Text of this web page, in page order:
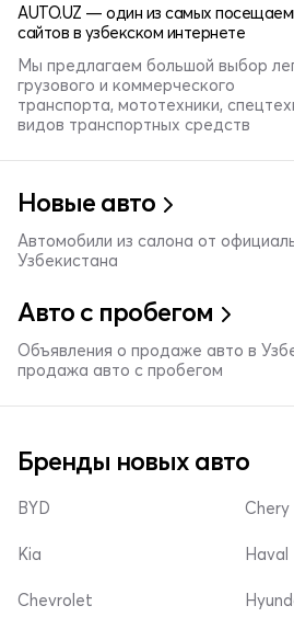
AUTO.UZ — один из самых
сайтов в узбекском интернете
Мы предлагаем большой выбор
грузового и коммерческого
транспорта, мототехники,
видов транспортных средств
Новые авто
Автомобили из салона от
Узбекистана
Авто с пробегом
Объявления о продаже авто в
продажа авто с пробегом
Бренды новых авто
BYD
Kia
Chevrolet
Chery
Haval